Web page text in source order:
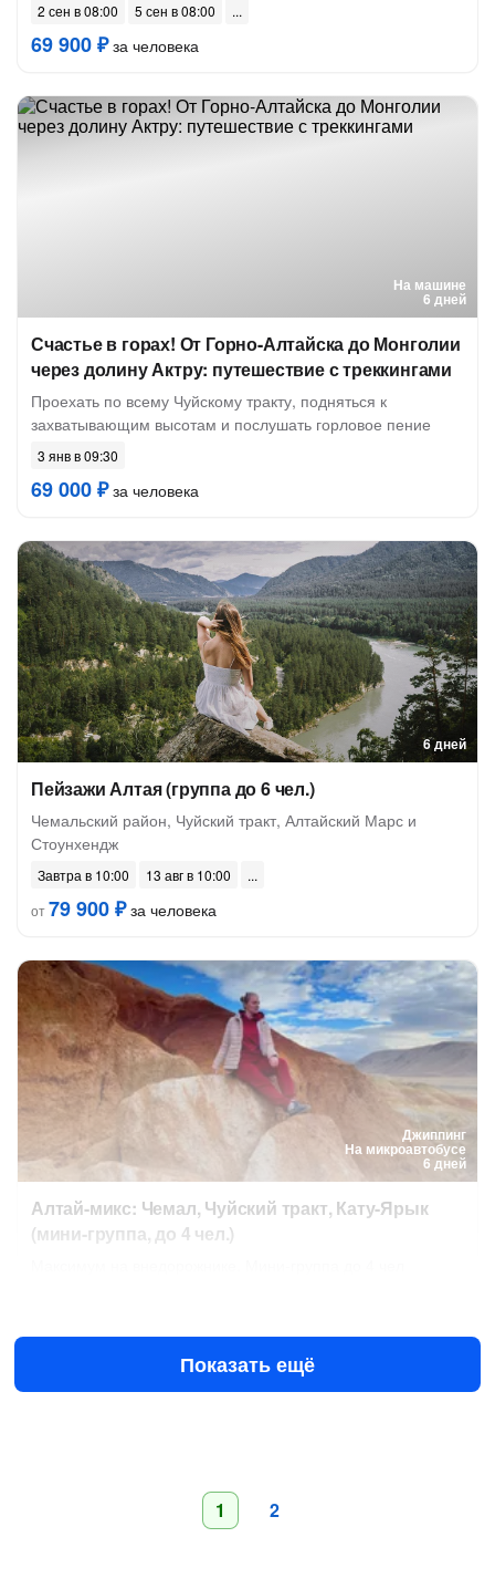
2 сен в 08:00 5 сен в 08:00
69 900 ₽за человека
На машине
6 дней
Счастье в горах! От Горно-Алтайска до Монголии
через долину Актру: путешествие с треккингами
Проехать по всему Чуйскому тракту, подняться к
захватывающим высотам и послушать горловое пение
3 янв в 09:30
69 000 ₽за человека
6 дней
Пейзажи Алтая (группа до 6 чел.)
Чемальский район, Чуйский тракт, Алтайский Марс и
Стоунхендж
Завтра в 10:00
13 авг в 10:00
от79 900 ₽за человека
Джиппинг
На микроавтобусе
6 дней
Алтай-микс: Чемал, Чуйский тракт, Кату-Ярык
(мини-группа, до 4 чел.)
79 900 ₽за человека
Показать ещё
1 2